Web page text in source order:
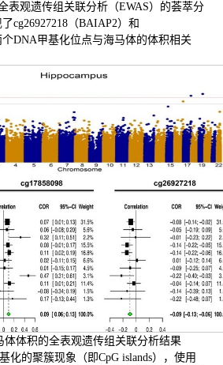
表观遗传组关联分析（EWAS）的荟萃分
cg26927218（BAIAP2）和
个DNA甲基化位点与海马体的体积相关
体体积的全表观遗传组关联分析结果
化的聚簇现象（即CpG islands），使用